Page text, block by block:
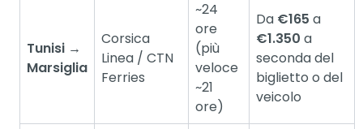
Tunisi →
Marsiglia
Corsica
Linea / CTN
Ferries
~24
ore
(più
veloce
~21
ore)
Da €165 a
€1.350 a
seconda del
biglietto o del
veicolo